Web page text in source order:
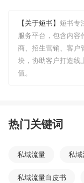
【关于短书】 短书专
服务平台，包含内容
商、招生营销、客户
块，协助客户打造线
值。
热门关键词
私域流量 私
私域流量白皮书